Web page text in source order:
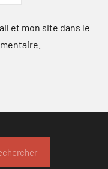
et mon site dans le